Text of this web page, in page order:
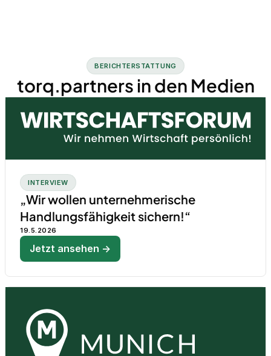
BERICHTERSTATTUNG
torq.partners in den Medien
INTERVIEW
„Wir wollen unternehmerische
Handlungsfähigkeit sichern!“
19.5.2026
Jetzt ansehen →